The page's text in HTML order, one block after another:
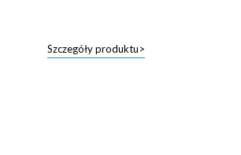
Szczegóły produktu>